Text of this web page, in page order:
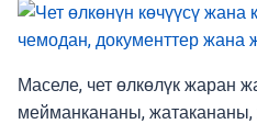
Маселе, чет өлкөлүк жаран
мейманкананы,